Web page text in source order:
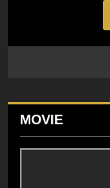
MOVIE